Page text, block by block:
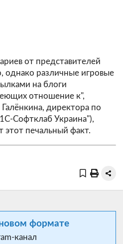
от представителей
однако различные игровые
на блоги
отношение к",
Галёнкина, директора по
Софтклаб Украина"),
печальный факт.
формате
канал